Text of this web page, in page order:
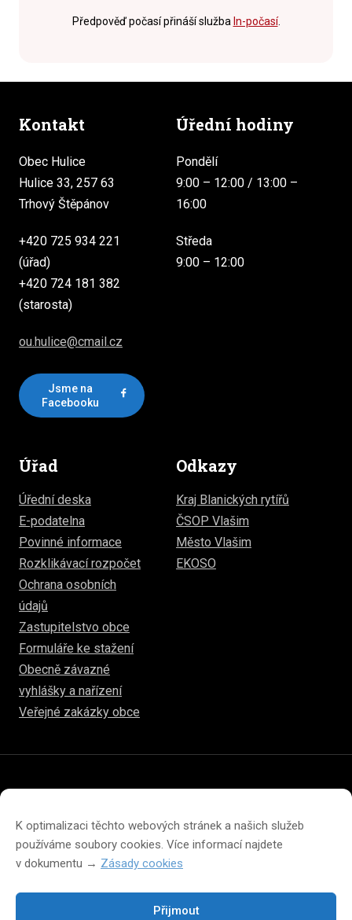
K optimalizaci těchto webových stránek a našich služeb
používáme soubory cookies. Více informací najdete
v dokumentu → Zásady cookies
Přijmout
Předpověď počasí přináší služba In-počasí.
Kontakt
Obec Hulice
Hulice 33, 257 63
Trhový Štěpánov
+420 725 934 221
(úřad)
+420 724 181 382
(starosta)
ou.hulice@cmail.cz
Jsme na
Facebooku
Úřední hodiny
Pondělí
9:00 – 12:00 / 13:00 –
16:00
Středa
9:00 – 12:00
Úřad
Úřední deska
E-podatelna
Povinné informace
Rozklikávací rozpočet
Ochrana osobních
údajů
Zastupitelstvo obce
Formuláře ke stažení
Obecně závazné
vyhlášky a nařízení
Veřejné zakázky obce
Odkazy
Kraj Blanických rytířů
ČSOP Vlašim
Město Vlašim
EKOSO
Prohlášení o přístupnosti
Prohlášení o ochraně soukromí
Zásady cookies (EU)